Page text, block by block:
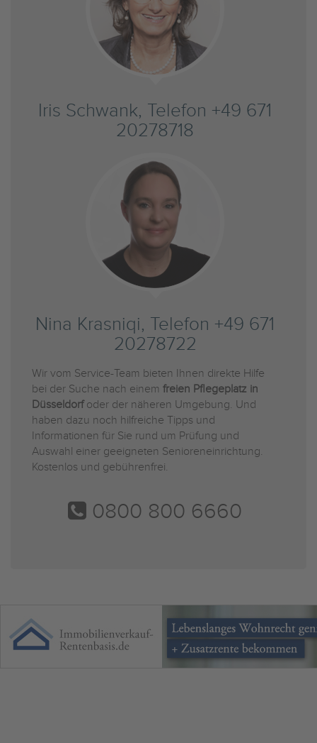
Iris Schwank, Telefon +49 671
20278718
Nina Krasniqi, Telefon +49 671
20278722
Wir vom Service-Team bieten Ihnen direkte Hilfe
bei der Suche nach einem freien Pflegeplatz in
Düsseldorfoder der näheren Umgebung. Und
haben dazu noch hilfreiche Tipps und
Informationen für Sie rund um Prüfung und
Auswahl einer geeigneten Senioreneinrichtung.
Kostenlos und gebührenfrei.
0800 800 6660